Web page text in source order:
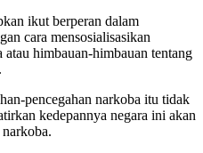
ikut berperan dalam
cara mensosialisasikan
himbauan-himbauan tentang
pencegahan narkoba itu tidak
kedepannya negara ini akan